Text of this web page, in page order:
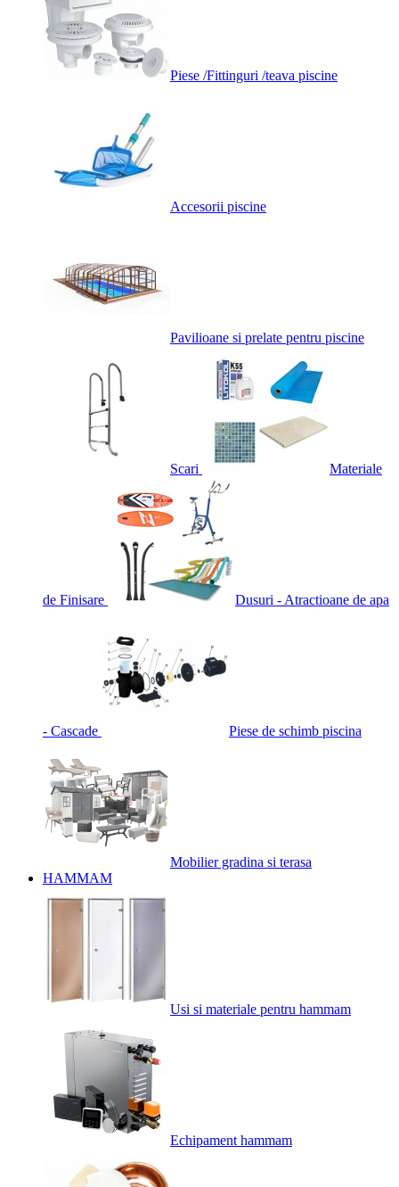
Piese /Fittinguri /teava piscine
Accesorii piscine
Pavilioane si prelate pentru piscine
Scari Materiale
de Finisare Dusuri - Atractioane de apa
- Cascade Piese de schimb piscina
Mobilier gradina si terasa
HAMMAM
Usi si materiale pentru hammam
Echipament hammam